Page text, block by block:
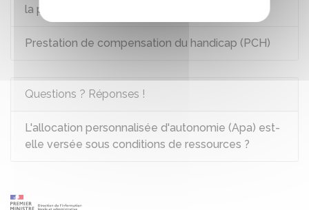
la personne)
Prestation de compensation du handicap (PCH)
Questions ? Réponses !
L'allocation personnalisée d'autonomie (Apa) est-
elle versée sous conditions de ressources ?